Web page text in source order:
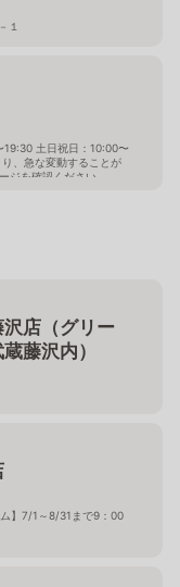
１
土日祝日：10:00〜
、急な変動することが
ジを確認ください
店（グリー
藤沢内）
】7/1～8/31まで9：00